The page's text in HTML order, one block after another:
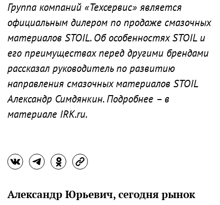
Группа компаний «Техсервис» является
официальным дилером по продаже смазочных
материалов STOIL. Об особенностях STOIL и
его преимуществах перед другими брендами
рассказал руководитель по развитию
направления смазочных материалов STOIL
Александр Симдянкин. Подробнее – в
материале IRK.ru.
Александр Юрьевич, сегодня рынок